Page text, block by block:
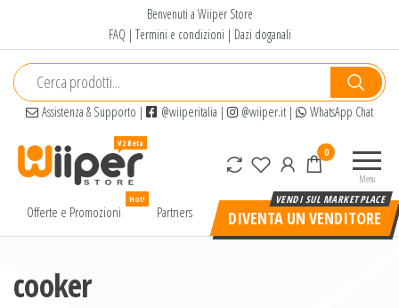
contenuto
Benvenuti a Wiiper Store
FAQ | Termini e condizioni | Dazi doganali
Assistenza & Supporto | @wiiperitalia | @wiiper.it| WhatsApp Chat
alta
Menu
0
Offerte e Promozioni
Hot!
Partners DIVENTA UN VENDITORE
cooker